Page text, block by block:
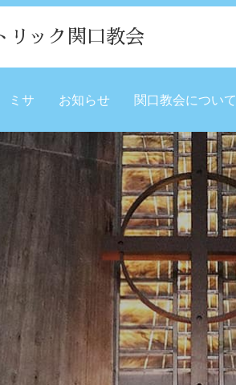
リック関口教会
ミサ お知らせ 関口教会について